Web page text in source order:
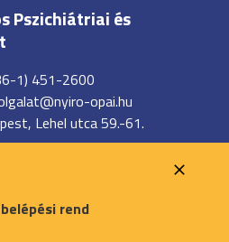
Pszichiátriai és
1) 451-2600
opai.hu
Lehel utca 59.-61.
rend